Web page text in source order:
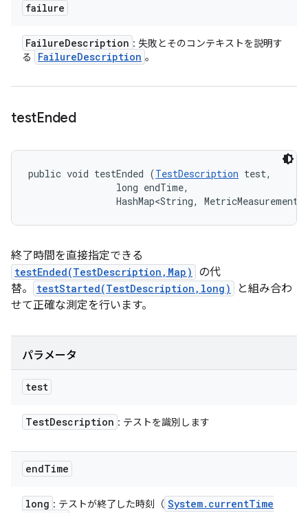
failure
FailureDescription : 失敗とそのコンテキストを説明す
る
FailureDescription 。
testEnded
public void testEnded (TestDescription test,
                long endTime,
HashMap<String,
終了時間を直接指定できる
testEnded(TestDescription,Map)
の代
替。
testStarted(TestDescription,long)
と組み合わ
せて正確な測定を行います。
パラメータ
test
TestDescription : テストを識別します
endTime
long : テストが終了した時刻（ System. currentTime